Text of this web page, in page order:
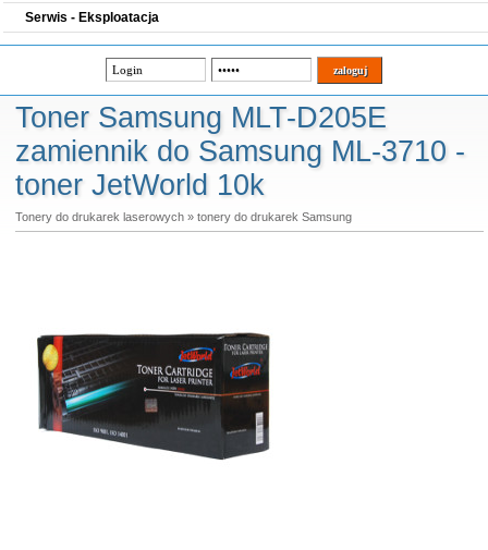
Serwis - Eksploatacja
Toner Samsung MLT-D205E
zamiennik do Samsung ML-3710 -
toner JetWorld 10k
Tonery do drukarek laserowych» tonery do drukarek Samsung